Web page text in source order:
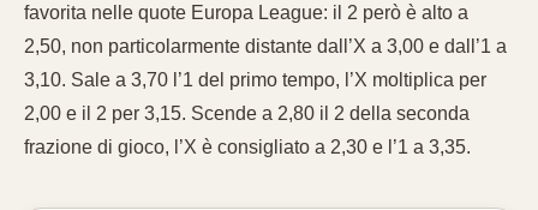
favorita nelle quote Europa League: il 2 però è alto a
2,50, non particolarmente distante dall’X a 3,00 e dall’1 a
3,10. Sale a 3,70 l’1 del primo tempo, l’X moltiplica per
2,00 e il 2 per 3,15. Scende a 2,80 il 2 della seconda
frazione di gioco, l’X è consigliato a 2,30 e l’1 a 3,35.